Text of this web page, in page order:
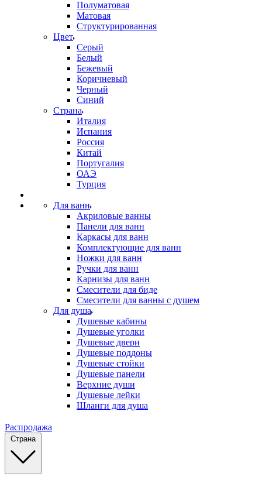
Полуматовая
Матовая
Структурированная
Цвет
Серый
Белый
Бежевый
Коричневый
Черный
Синий
Страна
Италия
Испания
Россия
Китай
Португалия
ОАЭ
Турция
Для ванн
Акриловые ванны
Панели для ванн
Каркасы для ванн
Комплектующие для ванн
Ножки для ванн
Ручки для ванн
Карнизы для ванн
Смесители для биде
Смесители для ванны с душем
Для душа
Душевые кабины
Душевые уголки
Душевые двери
Душевые поддоны
Душевые стойки
Душевые панели
Верхние души
Душевые лейки
Шланги для душа
Распродажа
Страна